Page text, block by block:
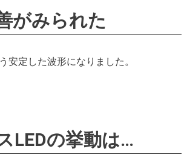
がみられた
安定した波形になりました。
LEDの挙動は…